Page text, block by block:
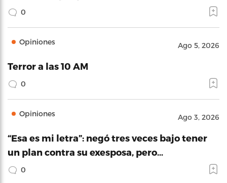
0
Opiniones Ago 5, 2026
Terror a las 10 AM
0
Opiniones Ago 3, 2026
“Esa es mi letra”: negó tres veces bajo tener
un plan contra su exesposa, pero…
0